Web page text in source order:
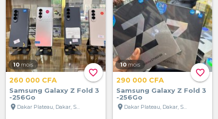
favorite_border
10 mois
260 000 CFA
Samsung Galaxy Z Fold 3
-256Go
location_on
Dakar Plateau, Dakar, Sénégal
favorite_border
10 mois
290 000 CFA
Samsung Galaxy Z Fold 3
-256Go
location_on
Dakar Plateau, Dakar, Sénégal